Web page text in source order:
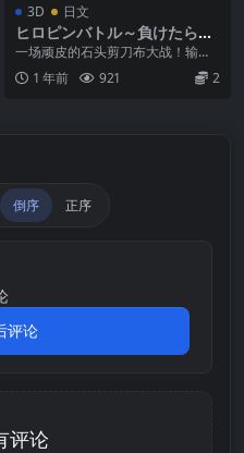
3D 日文
ヒロピンバトル～負けたら好
き放題されちゃうバトルじゃ
一场顽皮的石头剪刀布大战！输了
就会受到惩罚！不要向怪物或顽皮
的技巧屈服！
1 年前 921 2
倒序 正序
评论
评论